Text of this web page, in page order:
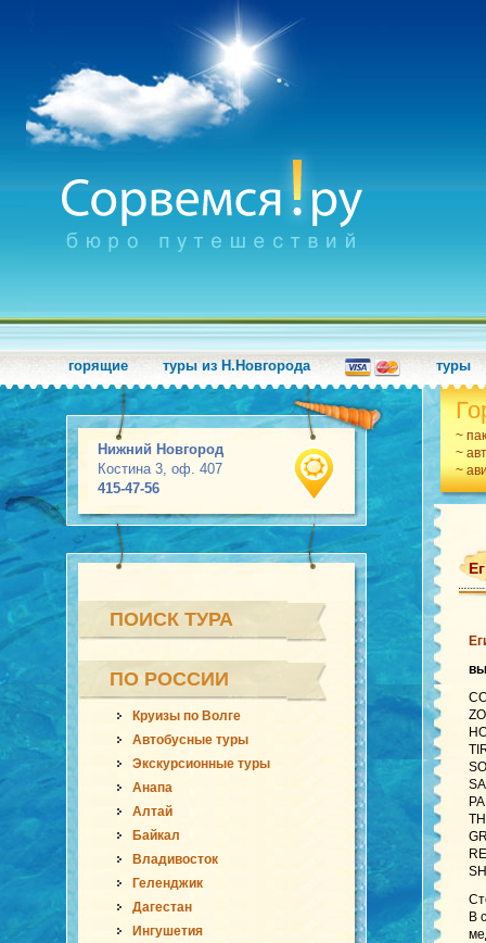
горящие туры из Н.Новгорода туры
Нижний Новгород
Костина 3, оф. 407
415-47-56
~
~
~
ПОИСК ТУРА
ПО РОССИИ
Круизы по Волге
Автобусные туры
Экскурсионные туры
Анапа
Алтай
Байкал
Владивосток
Геленджик
Дагестан
Ингушетия
В